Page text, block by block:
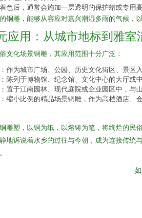
着色后，通常会施加一层透明的保护蜡或专
铜雕，能够从容应对嘉兴潮湿多雨的气候，
应用：从城市地标到雅室
文化场景铜雕，其应用范围十分广泛：
：作为城市广场、公园、历史文化街区、景
：陈列于博物馆、纪念馆、文化中心的大厅
：置于江南园林、现代庭院或企业园区中，与
：缩小比例的精品场景铜雕，作为高档酒店
雕塑，以铜为纸，以熔铸为笔，将绚烂的民
地诉说着水乡的过往与今朝，成为连接传